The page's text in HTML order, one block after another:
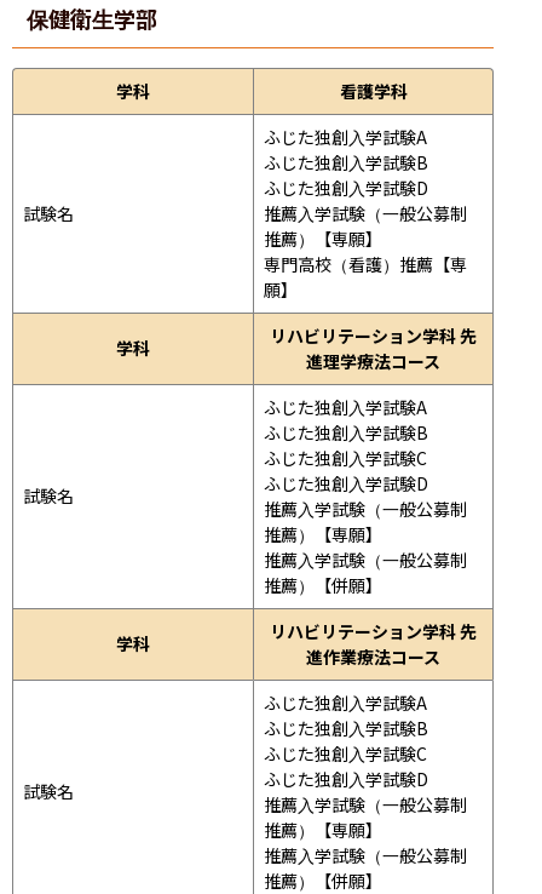
保健衛生学部
学科 看護学科
試験名
ふじた独創入学試験A
ふじた独創入学試験B
ふじた独創入学試験D
推薦入学試験（一般公募制
推薦）【専願】
専門高校（看護）推薦【専
願】
学科
リハビリテーション学科 先
進理学療法コース
試験名
ふじた独創入学試験A
ふじた独創入学試験B
ふじた独創入学試験C
ふじた独創入学試験D
推薦入学試験（一般公募制
推薦）【専願】
推薦入学試験（一般公募制
推薦）【併願】
学科
リハビリテーション学科 先
進作業療法コース
試験名
ふじた独創入学試験A
ふじた独創入学試験B
ふじた独創入学試験C
ふじた独創入学試験D
推薦入学試験（一般公募制
推薦）【専願】
推薦入学試験（一般公募制
推薦）【併願】